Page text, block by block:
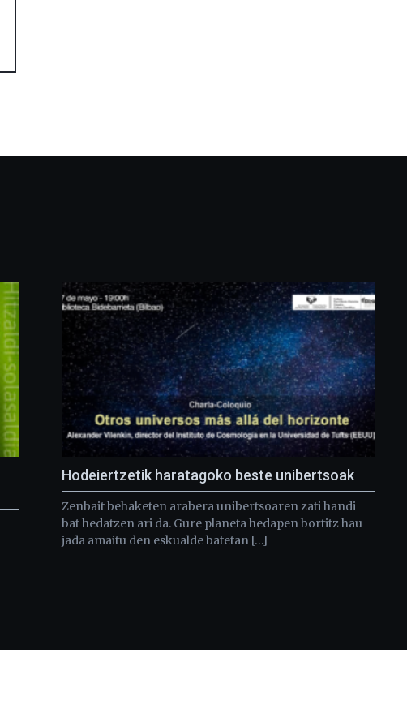
Hodeiertzetik haratagoko beste unibertsoak
Zenbait behaketen arabera unibertsoaren zati handi
bat hedatzen ari da. Gure planeta hedapen bortitz hau
jada amaitu den eskualde batetan […]